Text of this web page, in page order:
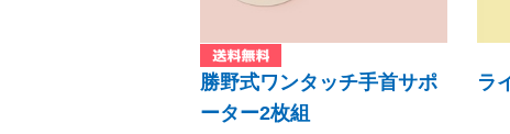
勝野式ワンタッチ手首サポ
ーター2枚組
ラ